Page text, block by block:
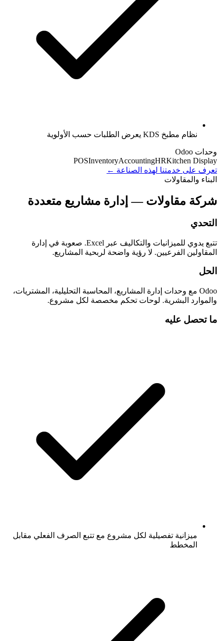
نظام مطبخ KDS يعرض الطلبات حسب الأولوية
وحدات Odoo
POSInventoryAccountingHRKitchen Display
تعرف على خدمتنا لهذه الصناعة ←
البناء والمقاولات
شركة مقاولات — إدارة مشاريع متعددة
التحدي
تتبع يدوي للميزانيات والتكاليف عبر Excel. صعوبة في إدارة
المقاولين الفرعيين. لا رؤية واضحة لربحية المشاريع.
الحل
Odoo مع وحدات إدارة المشاريع، المحاسبة التحليلية، المشتريات،
والموارد البشرية. لوحات تحكم مخصصة لكل مشروع.
ما تحصل عليه
ميزانية تفصيلية لكل مشروع مع تتبع الصرف الفعلي مقابل
المخطط